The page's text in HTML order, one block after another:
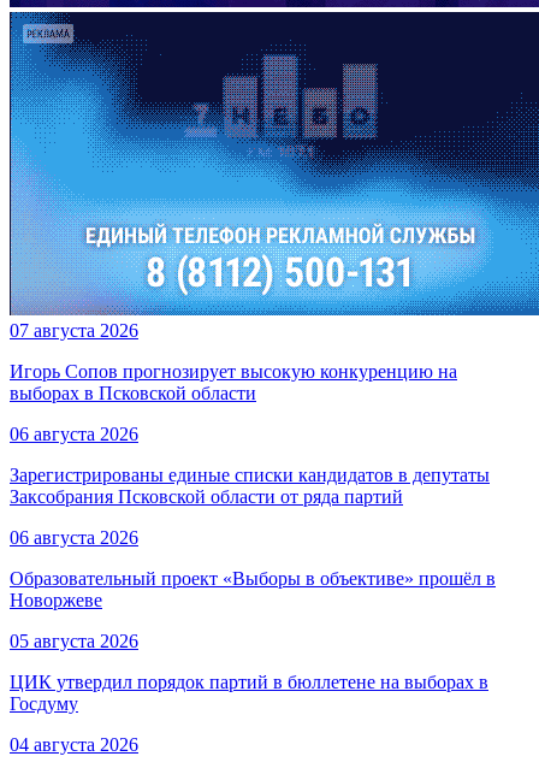
07 августа 2026
Игорь Сопов прогнозирует высокую конкуренцию на
выборах в Псковской области
06 августа 2026
Зарегистрированы единые списки кандидатов в депутаты
Заксобрания Псковской области от ряда партий
06 августа 2026
Образовательный проект «Выборы в объективе» прошёл в
Новоржеве
05 августа 2026
ЦИК утвердил порядок партий в бюллетене на выборах в
Госдуму
04 августа 2026